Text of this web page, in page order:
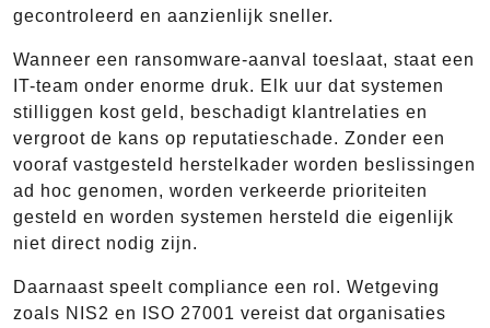
gecontroleerd en aanzienlijk sneller.
Wanneer een ransomware-aanval toeslaat, staat een
IT-team onder enorme druk. Elk uur dat systemen
stilliggen kost geld, beschadigt klantrelaties en
vergroot de kans op reputatieschade. Zonder een
vooraf vastgesteld herstelkader worden beslissingen
ad hoc genomen, worden verkeerde prioriteiten
gesteld en worden systemen hersteld die eigenlijk
niet direct nodig zijn.
Daarnaast speelt compliance een rol. Wetgeving
zoals NIS2 en ISO 27001 vereist dat organisaties